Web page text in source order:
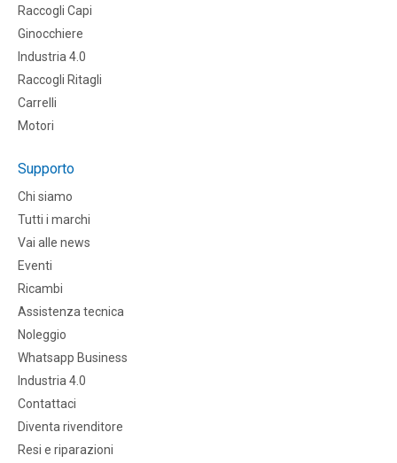
Raccogli Capi
Ginocchiere
Industria 4.0
Raccogli Ritagli
Carrelli
Motori
Supporto
Chi siamo
Tutti i marchi
Vai alle news
Eventi
Ricambi
Assistenza tecnica
Noleggio
Whatsapp Business
Industria 4.0
Contattaci
Diventa rivenditore
Resi e riparazioni